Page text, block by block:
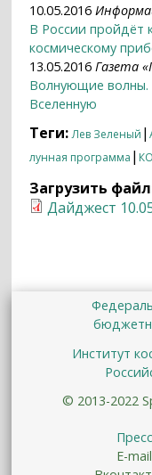
10.05.2016
В России пройдёт
космическому
13.05.2016 Газета
Волнующие волны.
Вселенную
Теги:Лев Зеленый |
лунная программа |
Загрузить
Дайджест
Институт
© 2013-2022
E-